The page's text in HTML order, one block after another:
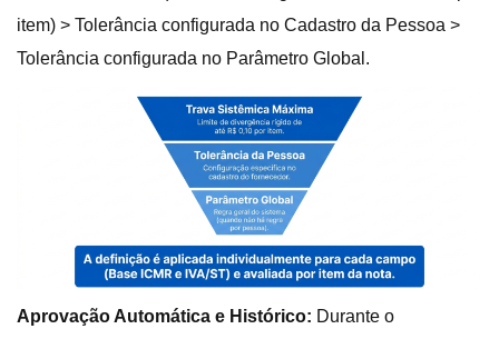
item) > Tolerância configurada no Cadastro da Pessoa >
Tolerância configurada no Parâmetro Global.
Aprovação Automática e Histórico: Durante o